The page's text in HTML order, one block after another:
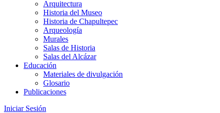
Arquitectura
Historia del Museo
Historia de Chapultepec
Arqueología
Murales
Salas de Historia
Salas del Alcázar
Educación
Materiales de divulgación
Glosario
Publicaciones
Iniciar Sesión